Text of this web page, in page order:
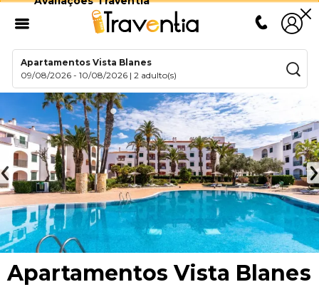
Apartamentos Vista Blanes
09/08/2026 -10/08/2026 |2 adulto(s)
Apartamentos Vista Blanes